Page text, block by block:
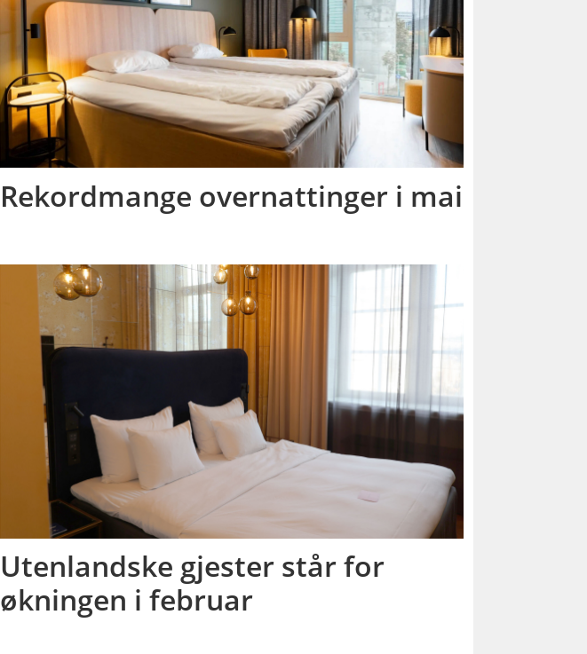
Rekordmange overnattinger i mai
Utenlandske gjester står for
økningen i februar